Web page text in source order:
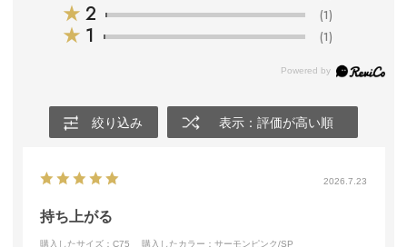
★ 2 (1)
★ 1 (1)
絞り込み 表示：評価が高い順
2026.7.23
持ち上がる
購入したサイズ：C75 購入したカラー：サーモンピンク/SP